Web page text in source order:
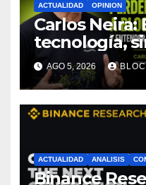
ACTUALIDAD OPINION
Carlos Neira:
tecnología,
entenderla
AGO 5, 2026
ACTUALIDAD ANALISIS
Binance